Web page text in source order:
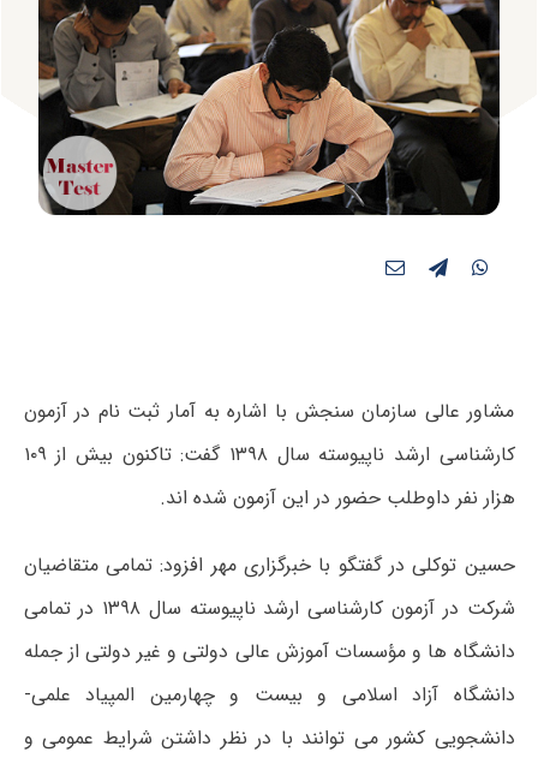
مشاور عالی سازمان سنجش با اشاره به آمار ثبت نام در آزمون
کارشناسی ارشد ناپیوسته سال ۱۳۹۸ گفت: تاکنون بیش از ۱۰۹
هزار نفر داوطلب حضور در این آزمون شده اند.
حسین توکلی در گفتگو با خبرگزاری مهر افزود: تمامی متقاضیان
شرکت در آزمون کارشناسی ارشد ناپیوسته سال ۱۳۹۸ در تمامی
دانشگاه ها و مؤسسات آموزش عالی دولتی و غیر دولتی از جمله
دانشگاه آزاد اسلامی و بیست و چهارمین المپیاد علمی-
دانشجویی کشور می توانند با در نظر داشتن شرایط عمومی و